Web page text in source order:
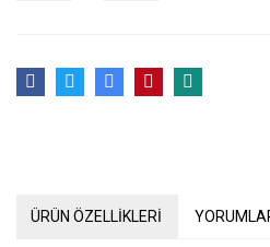
ÜRÜN ÖZELLİKLERİ